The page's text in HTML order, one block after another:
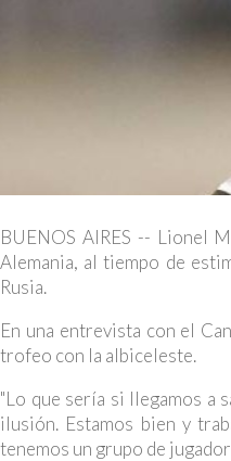
BUENOS AIRES -- Lionel
Alemania, al tiempo de
Rusia.
En una entrevista con el
trofeo con la albiceleste.
"Lo que sería si llegamos a
ilusión. Estamos bien y
tenemos un grupo de